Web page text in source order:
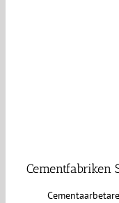
Cementfabriken